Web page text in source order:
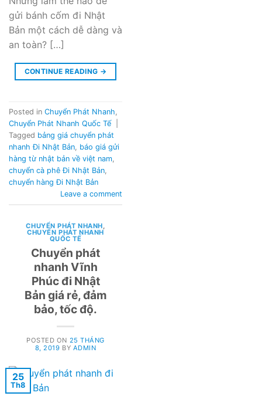
gửi bánh cốm đi Nhật
Bản một cách dễ dàng và
an toàn? […]
CONTINUE READING →
Posted in Chuyển Phát Nhanh
Chuyển Phát Nhanh Quốc Tế
Tagged bảng giá chuyển phát
nhanh Đi Nhật Bản báo giá gửi
hàng từ nhật bản về việt nam
chuyển cà phê Đi Nhật Bản
chuyển hàng Đi Nhật Bản
Leave a comment
CHUYỂN PHÁT NHANH,
CHUYỂN PHÁT NHANH
QUỐC TẾ
Chuyển phát
nhanh Vĩnh
Phúc đi Nhật
Bản giá rẻ, đảm
bảo, tốc độ.
POSTED ON 25 THÁNG
8, 2019 BY ADMIN
25
Th8